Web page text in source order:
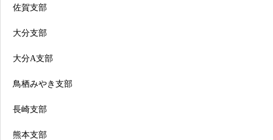
佐賀支部
大分支部
大分A支部
鳥栖みやき支部
長崎支部
熊本支部